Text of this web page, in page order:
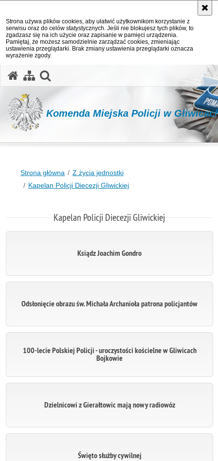
Strona używa plików cookies, aby ułatwić użytkownikom korzystanie z
serwisu oraz do celów statystycznych. Jeśli nie blokujesz tych plików, to
zgadzasz się na ich użycie oraz zapisanie w pamięci urządzenia.
Pamiętaj, że możesz samodzielnie zarządzać cookies, zmieniając
ustawienia przeglądarki. Brak zmiany ustawienia przeglądarki oznacza
wyrażenie zgody.
Komenda Miejska Policji w
Strona główna
Z życia jednostki
Kapelan Policji Diecezji Gliwickiej
Kapelan Policji Diecezji Gliwickiej
Ksiądz Joachim Gondro
Odsłonięcie obrazu św. Michała Archanioła patrona policjantów
100-lecie Polskiej Policji - uroczystości kościelne w Gliwicach
Bojkowie
Dzielnicowi z Gierałtowic mają nowy radiowóz
Święto służby cywilnej